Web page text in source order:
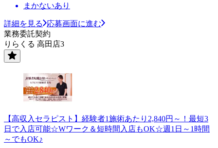
まかないあり
詳細を見る
応募画面に進む
業務委託契約
りらくる 高田店3
【高収入セラピスト】経験者1施術あたり2,840円～！最短3
日で入店可能☆Wワーク＆短時間入店もOK☆週1日～1時間
～でもOK♪